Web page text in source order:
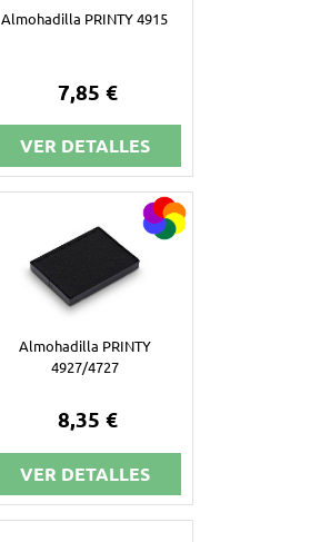
Almohadilla PRINTY 4915
7,85 €
VER DETALLES
Almohadilla PRINTY
4927/4727
8,35 €
VER DETALLES